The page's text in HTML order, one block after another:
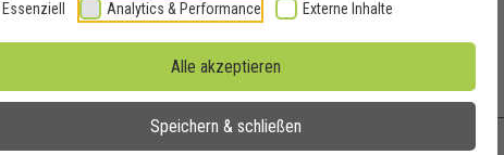
Essenziell Analytics & Performance Externe Inhalte
Alle akzeptieren
Speichern & schließen